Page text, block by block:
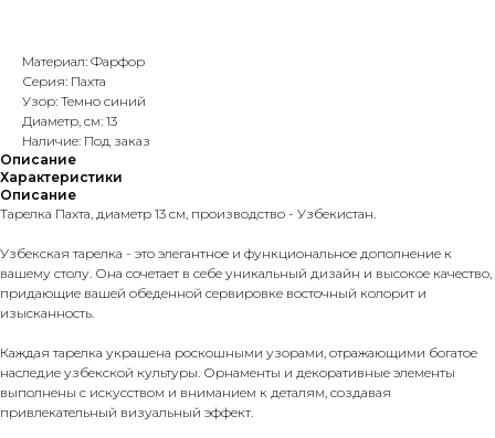
Материал: Фарфор
Серия: Пахта
Узор: Темно синий
Диаметр, см: 13
Наличие: Под заказ
Описание
Характеристики
Описание
Тарелка Пахта, диаметр 13 см, производство - Узбекистан.
Узбекская тарелка - это элегантное и функциональное дополнение к
вашему столу. Она сочетает в себе уникальный дизайн и высокое качество,
придающие вашей обеденной сервировке восточный колорит и
изысканность.
Каждая тарелка украшена роскошными узорами, отражающими богатое
наследие узбекской культуры. Орнаменты и декоративные элементы
выполнены с искусством и вниманием к деталям, создавая
привлекательный визуальный эффект.